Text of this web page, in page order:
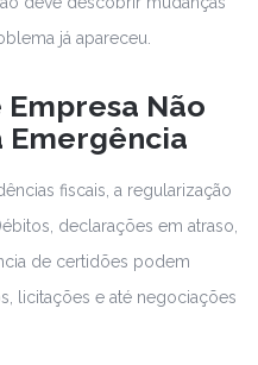
já apareceu.
Não
Emergência
fiscais, a regularização
declarações em atraso,
de certidões podem
licitações e até negociações